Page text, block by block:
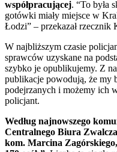
współpracującej. “To była
gotówki miały miejsce w
Łodzi” – przekazał rzecznik
W najbliższym czasie
sprawców uzyskane na
szybko je opublikujemy. Z
publikacje powodują, że my
podejrzanych i możemy ich
policjant.
Według najnowszego
Centralnego Biura
kom. Marcina